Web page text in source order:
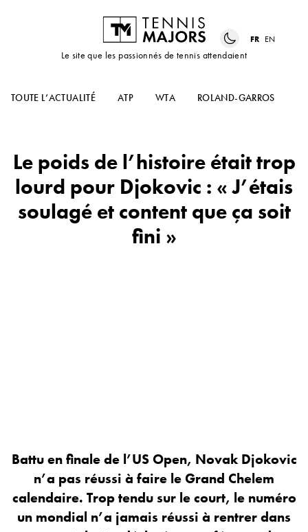
Le site que les passionnés de tennis attendaient
FR EN
TOUTE L’ACTUALITÉ ATP WTA ROLAND-GARROS
Le poids de l’histoire était trop
lourd pour Djokovic : « J’étais
soulagé et content que ça soit
fini »
Battu en finale de l’US Open, Novak Djokovic
n’a pas réussi à faire le Grand Chelem
calendaire. Trop tendu sur le court, le numéro
un mondial n’a jamais réussi à rentrer dans